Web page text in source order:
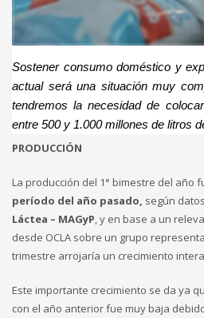
Sostener consumo doméstico y
actual será una situación muy
tendremos la necesidad de
entre 500 y 1.000 millones de litros
PRODUCCIÓN
La producción del 1° bimestre del año
período del año pasado, según
Láctea – MAGyP, y en base a un
desde OCLA sobre un grupo
trimestre arrojaría un crecimiento
Este importante crecimiento se da ya
con el año anterior fue muy baja